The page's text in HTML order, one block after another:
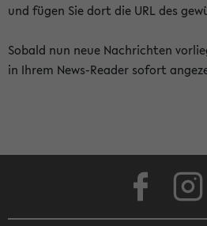
und fügen Sie dort die URL des
Sobald nun neue Nachrichten
in Ihrem News-Reader sofort